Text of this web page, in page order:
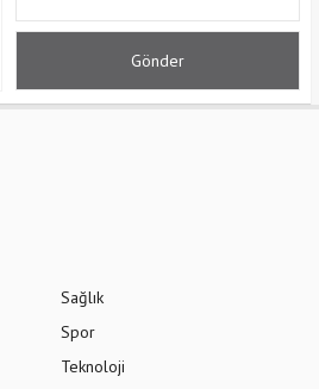
Sağlık
Spor
Teknoloji